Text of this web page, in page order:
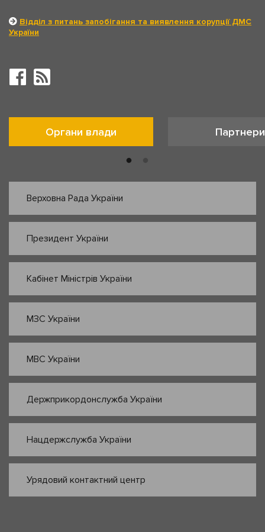
Відділ з питань запобігання та виявлення корупції ДМС
України
Органи влади Партнери
Верховна Рада України
Президент України
Кабінет Міністрів України
МЗС України
МВС України
Держприкордонслужба України
Нацдержслужба України
Урядовий контактний центр